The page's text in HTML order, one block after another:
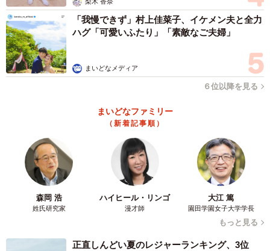
「我慢できず」村上佳菜子、イケメン夫と全力
ハグ「可愛いふたり」「素敵なご夫婦」
まいどなメディア
６位以降を見る
まいどなファミリー
（新着記事順）
森岡 浩
姓氏研究家
ハイヒール・リンゴ
漫才師
大江 篤
園田学園女子大学学長
もっと見る
正直しんどい夏のレジャーランキング、3位